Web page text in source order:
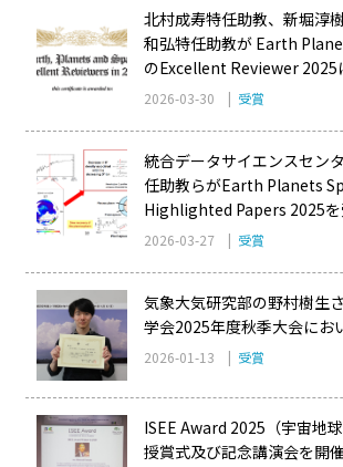
北村成寿特任助教、新堀淳
和弘特任助教が Earth
のExcellent Reviewer 2025
2026-03-30 | 受賞
統合データサイエンスセン
任助教らがEarth Planets
Highlighted Papers 2025を
2026-03-27 | 受賞
気象大気研究部の野村樹生
学会2025年度秋季大会にお
2026-01-13 | 受賞
ISEE Award 2025（宇宙地球
授賞式及び記念講演会を開